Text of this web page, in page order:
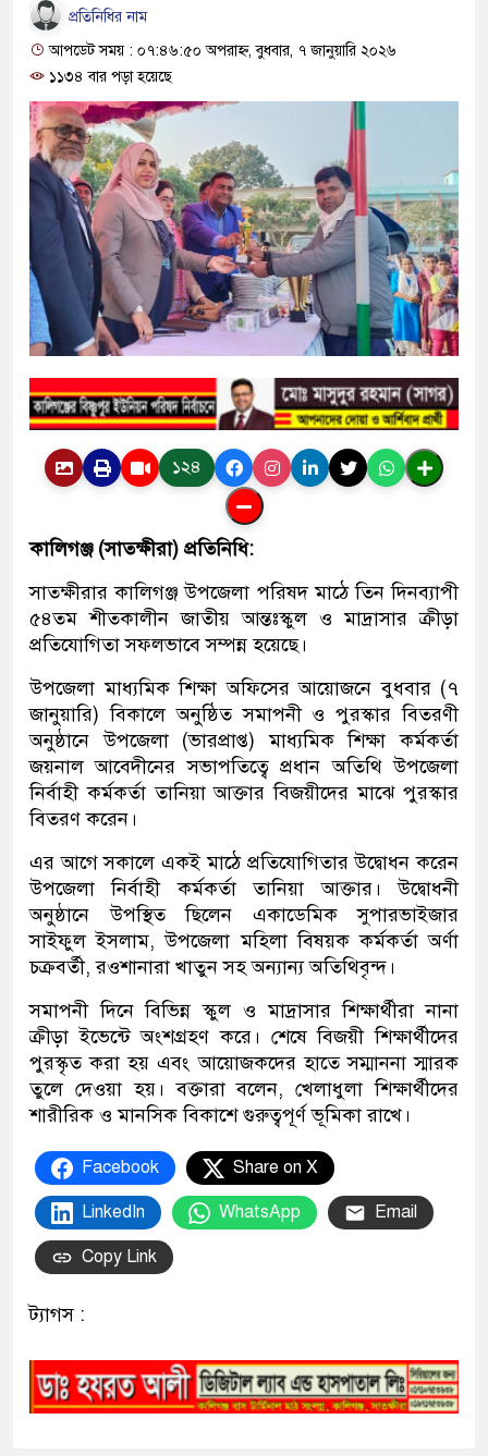
প্রতিনিধির নাম
আপডেট সময় : ০৭:৪৬:৫০ অপরাহ্ণ, বুধবার, ৭ জানুয়ারি ২০২৬
১১৩৪ বার পড়া হয়েছে
১২৪
কালিগঞ্জ (সাতক্ষীরা) প্রতিনিধি:
সাতক্ষীরার কালিগঞ্জ উপজেলা পরিষদ মাঠে তিন দিনব্যাপী
৫৪তম শীতকালীন জাতীয় আন্তঃস্কুল ও মাদ্রাসার ক্রীড়া
প্রতিযোগিতা সফলভাবে সম্পন্ন হয়েছে।
উপজেলা মাধ্যমিক শিক্ষা অফিসের আয়োজনে বুধবার (৭
জানুয়ারি) বিকালে অনুষ্ঠিত সমাপনী ও পুরস্কার বিতরণী
অনুষ্ঠানে উপজেলা (ভারপ্রাপ্ত) মাধ্যমিক শিক্ষা কর্মকর্তা
জয়নাল আবেদীনের সভাপতিত্বে প্রধান অতিথি উপজেলা
নির্বাহী কর্মকর্তা তানিয়া আক্তার বিজয়ীদের মাঝে পুরস্কার
বিতরণ করেন।
এর আগে সকালে একই মাঠে প্রতিযোগিতার উদ্বোধন করেন
উপজেলা নির্বাহী কর্মকর্তা তানিয়া আক্তার। উদ্বোধনী
অনুষ্ঠানে উপস্থিত ছিলেন একাডেমিক সুপারভাইজার
সাইফুল ইসলাম, উপজেলা মহিলা বিষয়ক কর্মকর্তা অর্ণা
চক্রবর্তী, রওশানারা খাতুন সহ অন্যান্য অতিথিবৃন্দ।
সমাপনী দিনে বিভিন্ন স্কুল ও মাদ্রাসার শিক্ষার্থীরা নানা
ক্রীড়া ইভেন্টে অংশগ্রহণ করে। শেষে বিজয়ী শিক্ষার্থীদের
পুরস্কৃত করা হয় এবং আয়োজকদের হাতে সম্মাননা স্মারক
তুলে দেওয়া হয়। বক্তারা বলেন, খেলাধুলা শিক্ষার্থীদের
শারীরিক ও মানসিক বিকাশে গুরুত্বপূর্ণ ভূমিকা রাখে।
Facebook Share on X
LinkedIn WhatsApp Email
Copy Link
ট্যাগস :